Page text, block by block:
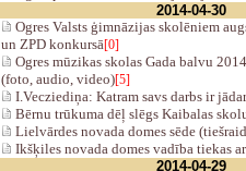
2014-04-30
Ogres Valsts ģimnāzijas skolēniem
un ZPD konkursā[0]
Ogres mūzikas skolas Gada balvu
(foto, audio, video)[5]
I.Vecziediņa: Katram savs darbs ir
Bērnu trūkuma dēļ slēgs Kaibalas
Lielvārdes novada domes sēde
Ikšķiles novada domes vadība tiekas
2014-04-29